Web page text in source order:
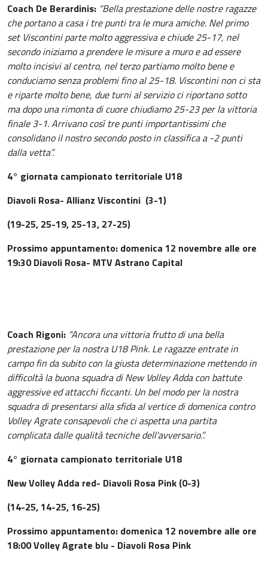
Coach De Berardinis: “Bella prestazione delle nostre ragazze
che portano a casa i tre punti tra le mura amiche. Nel primo
set Viscontini parte molto aggressiva e chiude 25-17, nel
secondo iniziamo a prendere le misure a muro e ad essere
molto incisivi al centro, nel terzo partiamo molto bene e
conduciamo senza problemi fino al 25-18. Viscontini non ci sta
e riparte molto bene, due turni al servizio ci riportano sotto
ma dopo una rimonta di cuore chiudiamo 25-23 per la vittoria
finale 3-1. Arrivano così tre punti importantissimi che
consolidano il nostro secondo posto in classifica a -2 punti
dalla vetta”.
4° giornata campionato territoriale U18
Diavoli Rosa- Allianz Viscontini (3-1)
(19-25, 25-19, 25-13, 27-25)
Prossimo appuntamento: domenica 12 novembre alle ore
19:30 Diavoli Rosa- MTV Astrano Capital
Coach Rigoni: “Ancora una vittoria frutto di una bella
prestazione per la nostra U18 Pink. Le ragazze entrate in
campo fin da subito con la giusta determinazione mettendo in
difficoltà la buona squadra di New Volley Adda con battute
aggressive ed attacchi ficcanti. Un bel modo per la nostra
squadra di presentarsi alla sfida al vertice di domenica contro
Volley Agrate consapevoli che ci aspetta una partita
complicata dalle qualità tecniche dell'avversario.”.
4° giornata campionato territoriale U18
New Volley Adda red- Diavoli Rosa Pink (0-3)
(14-25, 14-25, 16-25)
Prossimo appuntamento: domenica 12 novembre alle ore
18:00 Volley Agrate blu - Diavoli Rosa Pink